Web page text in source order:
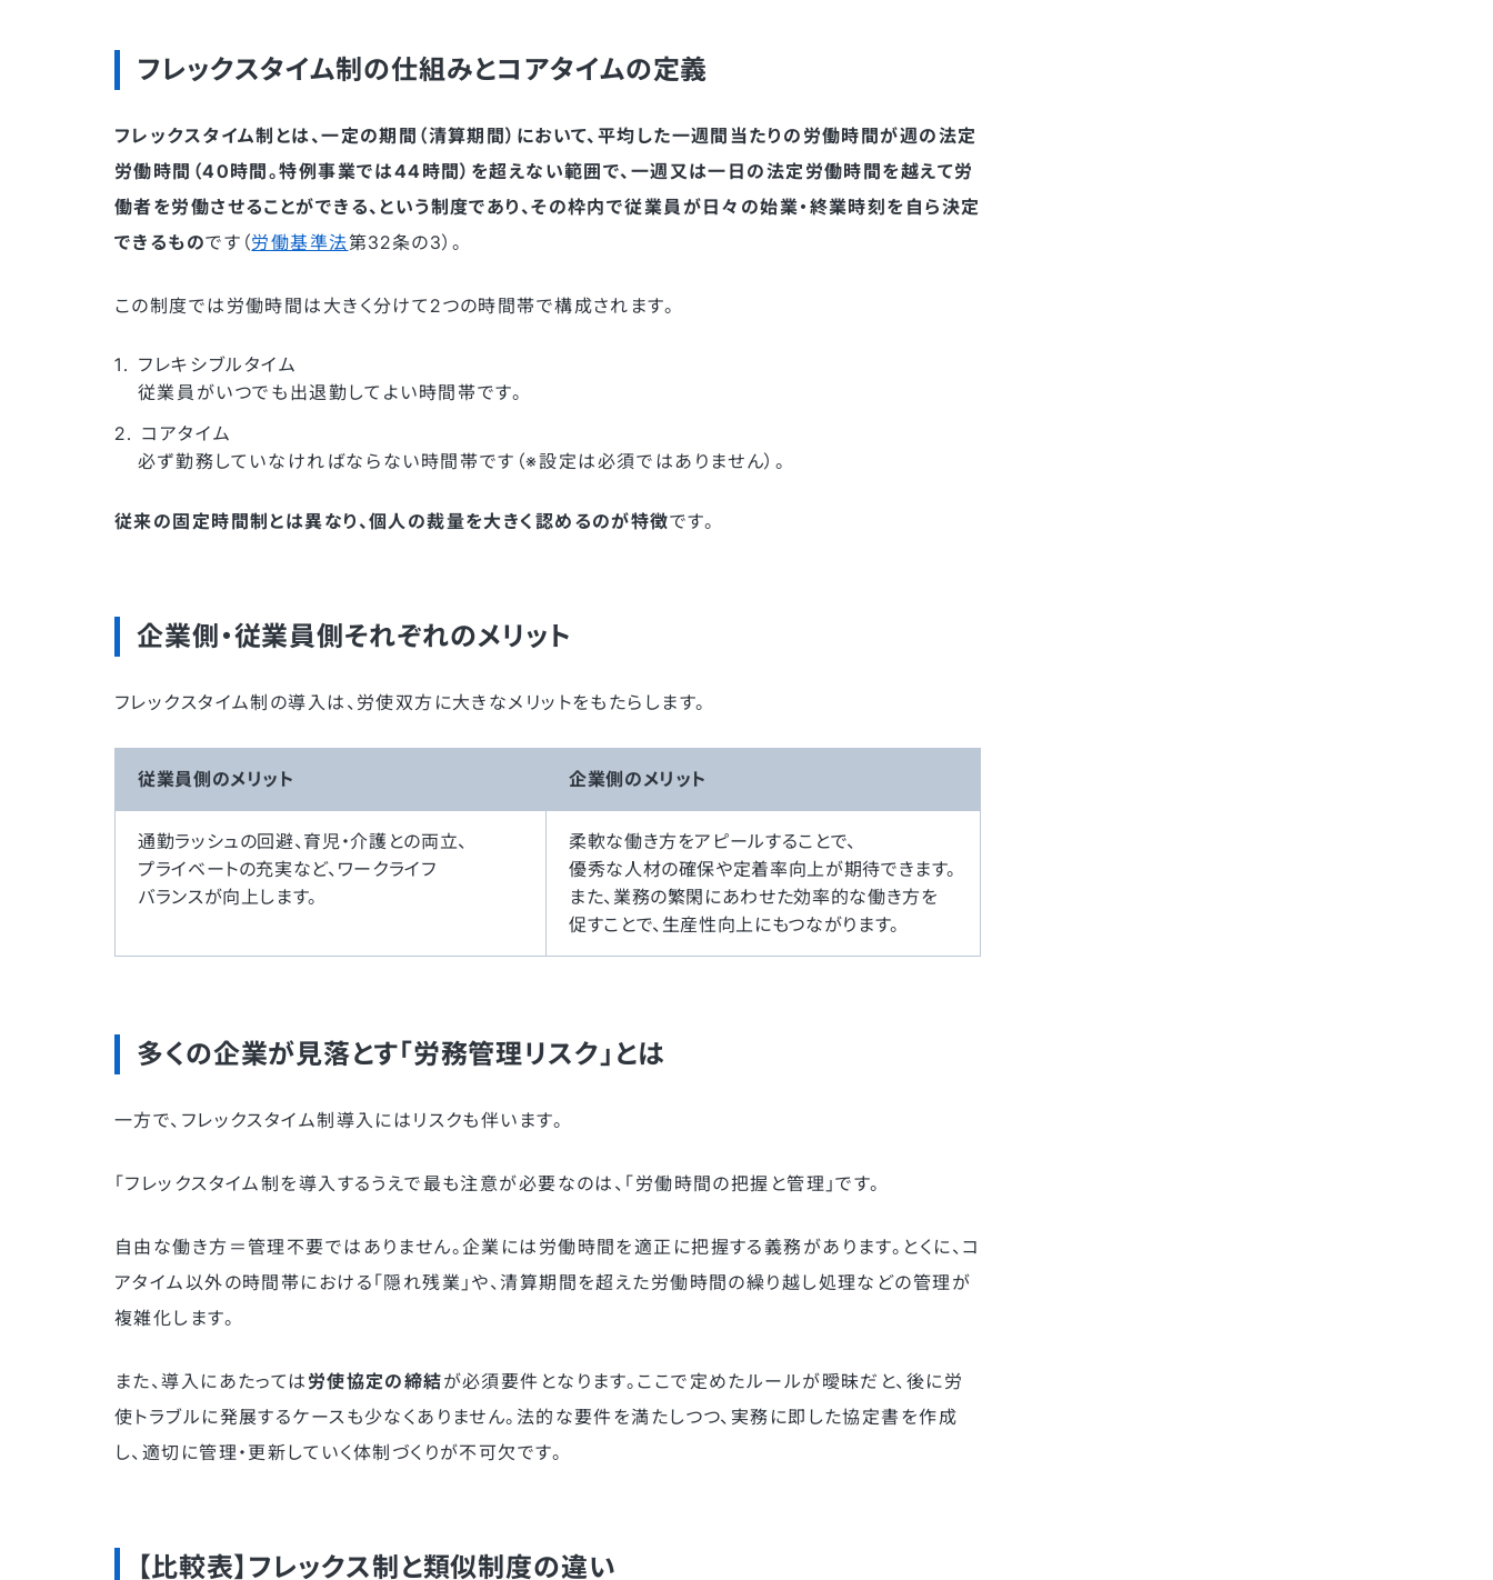
フレックスタイム制の仕組みとコアタイムの定義
フレックスタイム制とは、一定の期間（清算期間）において、平均した一週間当たりの労働時間が週の法定
労働時間（40時間。特例事業では44時間）を超えない範囲で、一週又は一日の法定労働時間を越えて労
働者を労働させることができる、という制度であり、その枠内で従業員が日々の始業・終業時刻を自ら決定
できるものです（労働基準法第32条の3）。
この制度では労働時間は大きく分けて2つの時間帯で構成されます。
フレキシブルタイム
従業員がいつでも出退勤してよい時間帯です。
コアタイム
必ず勤務していなければならない時間帯です（※設定は必須ではありません）。
従来の固定時間制とは異なり、個人の裁量を大きく認めるのが特徴です。
企業側・従業員側それぞれのメリット
フレックスタイム制の導入は、労使双方に大きなメリットをもたらします。
従業員側のメリット 企業側のメリット
通勤ラッシュの回避、育児・介護との両立、
プライベートの充実など、ワークライフ
バランスが向上します。
柔軟な働き方をアピールすることで、
優秀な人材の確保や定着率向上が期待できます。
また、業務の繁閑にあわせた効率的な働き方を
促すことで、生産性向上にもつながります。
多くの企業が見落とす「労務管理リスク」とは
一方で、フレックスタイム制導入にはリスクも伴います。
「フレックスタイム制を導入するうえで最も注意が必要なのは、「労働時間の把握と管理」です。
自由な働き方＝管理不要ではありません。企業には労働時間を適正に把握する義務があります。とくに、コ
アタイム以外の時間帯における「隠れ残業」や、清算期間を超えた労働時間の繰り越し処理などの管理が
複雑化します。
また、導入にあたっては 労使協定の締結が必須要件となります。ここで定めたルールが曖昧だと、後に労
使トラブルに発展するケースも少なくありません。法的な要件を満たしつつ、実務に即した協定書を作成
し、適切に管理・更新していく体制づくりが不可欠です。
【比較表】フレックス制と類似制度の違い